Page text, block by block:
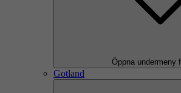
Öppna undermeny
Gotland